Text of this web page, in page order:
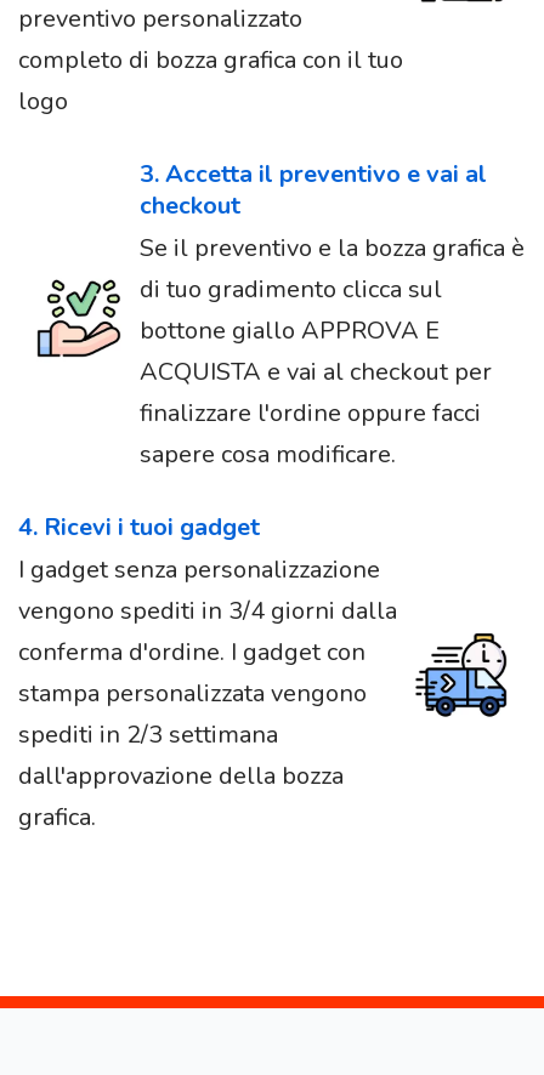
preventivo personalizzato
completo di bozza grafica con il tuo
logo
3. Accetta il preventivo e vai al
checkout
Se il preventivo e la bozza grafica è
di tuo gradimento clicca sul
bottone giallo APPROVA E
ACQUISTA e vai al checkout per
finalizzare l'ordine oppure facci
sapere cosa modificare.
4. Ricevi i tuoi gadget
I gadget senza personalizzazione
vengono spediti in 3/4 giorni dalla
conferma d'ordine. I gadget con
stampa personalizzata vengono
spediti in 2/3 settimana
dall'approvazione della bozza
grafica.